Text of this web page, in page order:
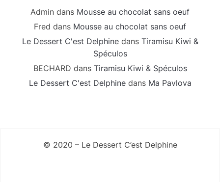
Admin dans Mousse au chocolat sans oeuf
Fred dans Mousse au chocolat sans oeuf
Le Dessert C'est Delphinedans Tiramisu Kiwi &
Spéculos
BECHARD dans Tiramisu Kiwi & Spéculos
Le Dessert C'est Delphinedans Ma Pavlova
© 2020 – Le Dessert C’est Delphine